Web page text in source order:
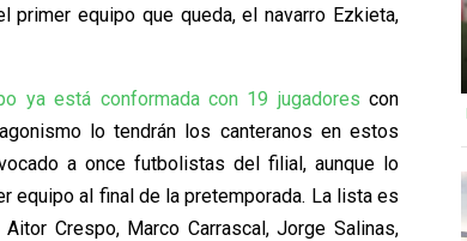
equipo que queda, el navarro Ezkieta,
ya está conformada con 19 jugadores con
lo tendrán los canteranos en estos
a once futbolistas del filial, aunque lo
equipo al final de la pretemporada. La lista es
Crespo, Marco Carrascal, Jorge Salinas,